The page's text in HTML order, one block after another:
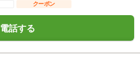
クーポン
電話する